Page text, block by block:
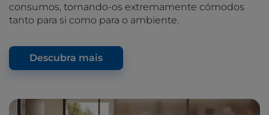
consumos, tornando-os extremamente cómodos
tanto para si como para o ambiente.
Descubra mais